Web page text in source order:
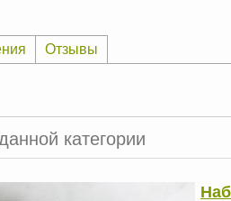
Отзывы
категории